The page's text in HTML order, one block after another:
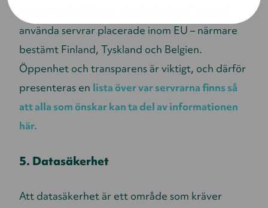
använda servrar placerade inom EU – närmare
bestämt Finland, Tyskland och Belgien.
Öppenhet och transparens är viktigt, och därför
presenteras en lista över var servrarna finns så
att alla som önskar kan ta del av informationen
här.
5. Datasäkerhet
Att datasäkerhet är ett område som kräver